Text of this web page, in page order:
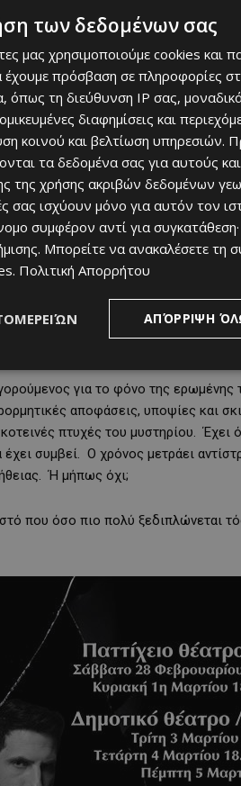
για το φόνο της ερωμένης
αποφάσεις, υποψίες και
πτυχές του μυστηρίου.
έχει συμβεί. Ο χρόνος μετράει
Ή μήπως όχι;
που όσο πιο πολύ ξεδιπλώνεται
των δεδομένων σας
μας χρησιμοποιούμε cookies και
έχουμε πρόσβαση σε πληροφορίες
όπως τη διεύθυνση IP σας,
διαφημίσεις και
κοινού και βελτίωση υπηρεσιών.
τα δεδομένα σας για αυτούς
της χρήσης ακριβών δεδομένων
σας ισχύουν μόνο για αυτόν τον
συμφέρον αντί για
. Μπορείτε να ανακαλέσετε τη
. Πολιτική Απορρήτου
ΑΠΌΡΡΙΨΗ